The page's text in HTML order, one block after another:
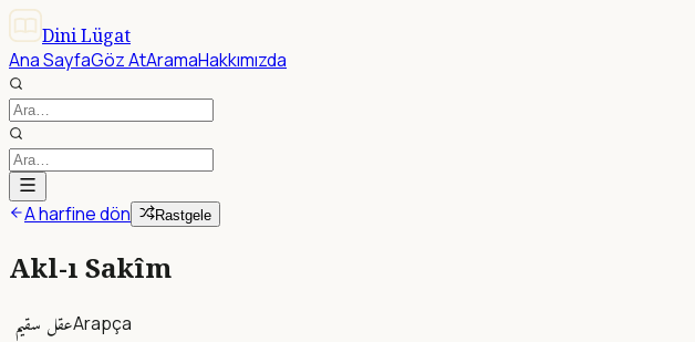
Dini Lügat
Ana SayfaGöz AtAramaHakkımızda
A harfine dön Rastgele
Akl-ı Sakîm
عقل سقيمArapça